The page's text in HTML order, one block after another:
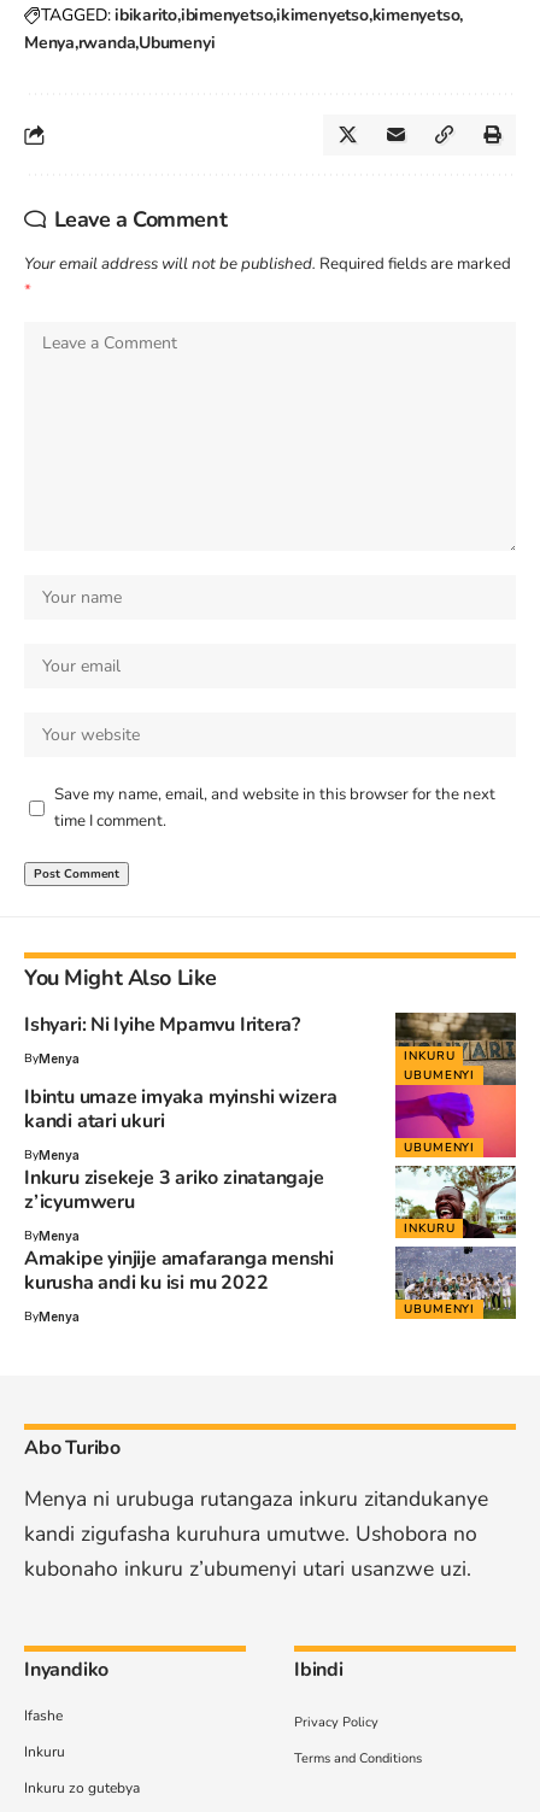
TAGGED:ibikaritoibimenyetsoikimenyetsokimenyetso
MenyarwandaUbumenyi
Leave a Comment
Your email address will not be published. Required fields are marked
*
Save my name, email, and website in this browser for the next
time I comment.
You Might Also Like
INKURU
UBUMENYI
Ishyari: Ni Iyihe Mpamvu Iritera?
ByMenya
UBUMENYI
Ibintu umaze imyaka myinshi wizera
kandi atari ukuri
ByMenya
INKURU
Inkuru zisekeje 3 ariko zinatangaje
z’icyumweru
ByMenya
UBUMENYI
Amakipe yinjije amafaranga menshi
kurusha andi ku isi mu 2022
ByMenya
Abo Turibo
Menya ni urubuga rutangaza inkuru zitandukanye
kandi zigufasha kuruhura umutwe. Ushobora no
kubonaho inkuru z’ubumenyi utari usanzwe uzi.
Inyandiko
Ifashe
Inkuru
Inkuru zo gutebya
Ibindi
Privacy Policy
Terms and Conditions